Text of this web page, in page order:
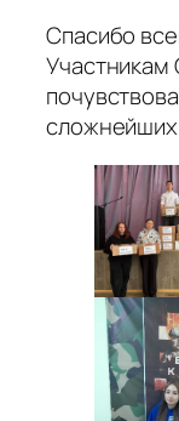
Спасибо